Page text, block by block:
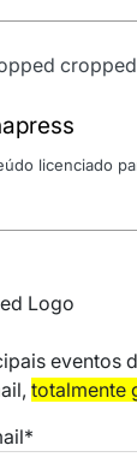
licenciado
eventos
totalmente